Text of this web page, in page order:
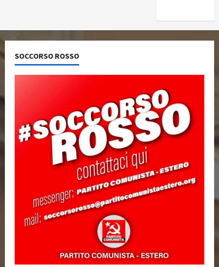
SOCCORSO ROSSO